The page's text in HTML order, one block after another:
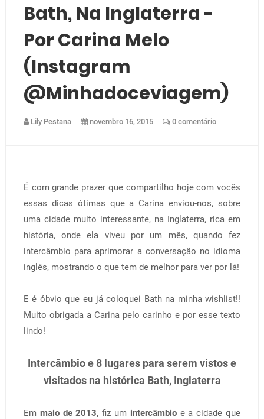
Bath, Na Inglaterra -
Por Carina Melo
(instagram
@minhadoceviagem)
Lily Pestana novembro 16, 2015 0 comentário
É com grande prazer que compartilho hoje com vocês
essas dicas ótimas que a Carina enviou-nos, sobre
uma cidade muito interessante, na Inglaterra, rica em
história, onde ela viveu por um mês, quando fez
intercâmbio para aprimorar a conversação no idioma
inglês, mostrando o que tem de melhor para ver por lá!
E é óbvio que eu já coloquei Bath na minha wishlist!!
Muito obrigada a Carina pelo carinho e por esse texto
lindo!
Intercâmbio e 8 lugares para serem vistos e
visitados na histórica Bath, Inglaterra
Em maio de 2013, fiz um intercâmbioe a cidade que